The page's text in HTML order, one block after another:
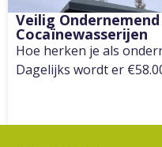
Veilig
Cocaïnewasserijen
Hoe herken je als
Dagelijks wordt er